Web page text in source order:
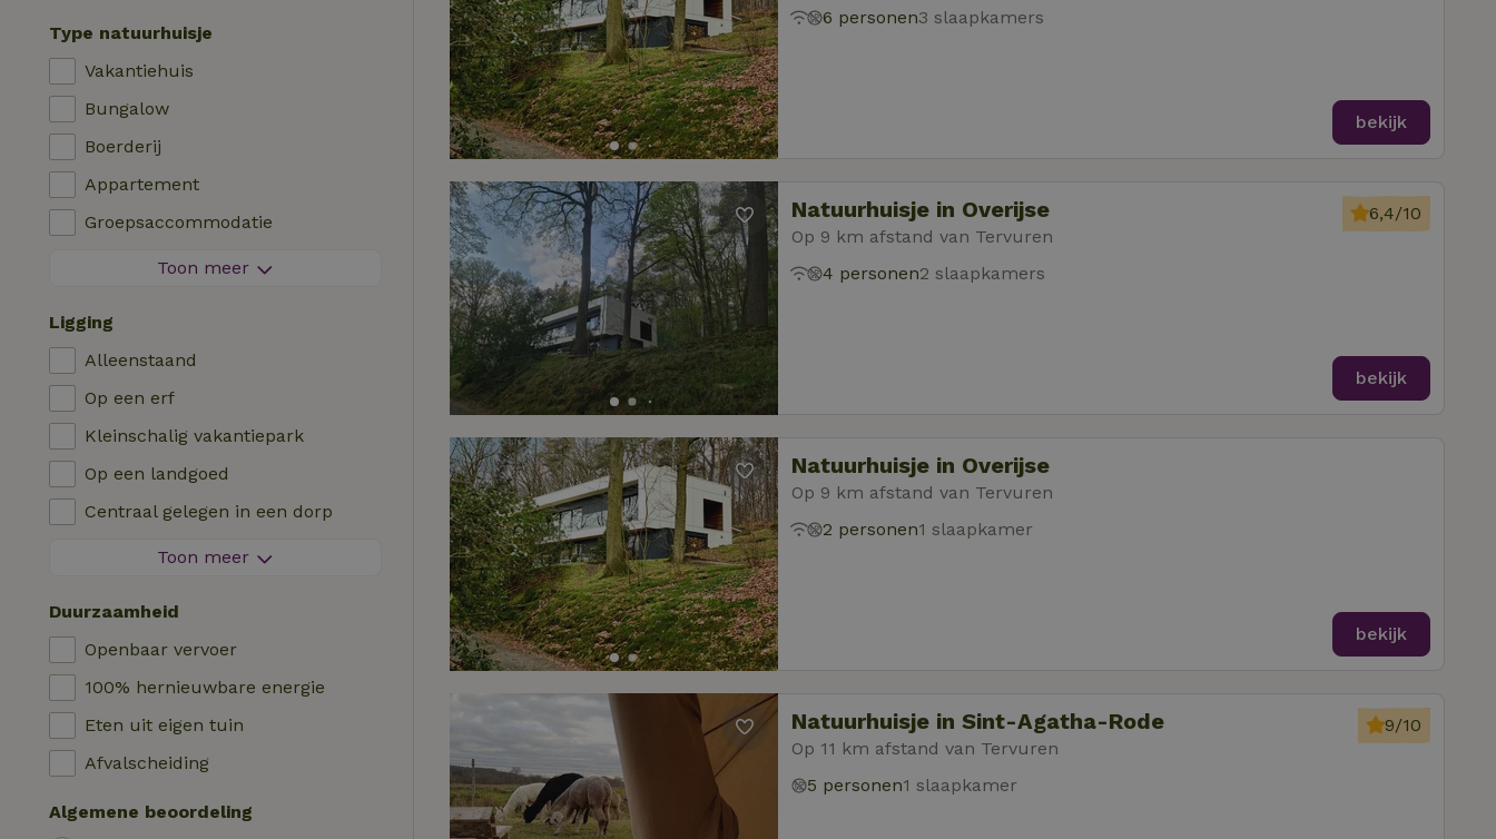
6 personen3 slaapkamers
bekijk
Natuurhuisje in Overijse
Op 9 km afstand van Tervuren
6,4/10
4 personen2 slaapkamers
bekijk
Natuurhuisje in Overijse
Op 9 km afstand van Tervuren
2 personen1 slaapkamer
bekijk
Natuurhuisje in Sint-Agatha-Rode
Op 11 km afstand van Tervuren
9/10
5 personen1 slaapkamer
Direct boekbaar
Wasmachine
Afwasmachine
Tuinmeubilair
Internettoegang (WiFi)
Koel-/vriescombinatie
Tv
Internet
Barbecue
Verwarming (CV)
Kinderstoel
Auto laadpaal
Zwembad (gemeenschappelijk)
Rolstoel toegankelijk
Zwembad (privé)
Type natuurhuisje
Vakantiehuis
Bungalow
Boerderij
Appartement
Groepsaccommodatie
Tiny house
Landhuis
Chalet
Villa
Glamping
Blokhut
Logies
Pipowagen
Safaritent
Kampeerplek
Boot
Toon meer
Ligging
Alleenstaand
Op een erf
Kleinschalig vakantiepark
Op een landgoed
Centraal gelegen in een dorp
Aan de rand van een dorp
Toon meer
Duurzaamheid
Openbaar vervoer
100% hernieuwbare energie
Eten uit eigen tuin
Afvalscheiding
Algemene beoordeling